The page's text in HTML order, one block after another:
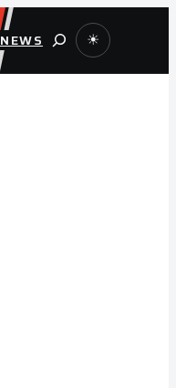
NEWSSuche ☀